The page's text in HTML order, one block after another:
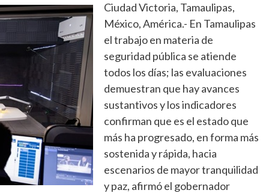
Ciudad Victoria, Tamaulipas,
México, América.- En Tamaulipas
el trabajo en materia de
seguridad pública se atiende
todos los días; las evaluaciones
demuestran que hay avances
sustantivos y los indicadores
confirman que es el estado que
más ha progresado, en forma más
sostenida y rápida, hacia
escenarios de mayor tranquilidad
y paz, afirmó el gobernador